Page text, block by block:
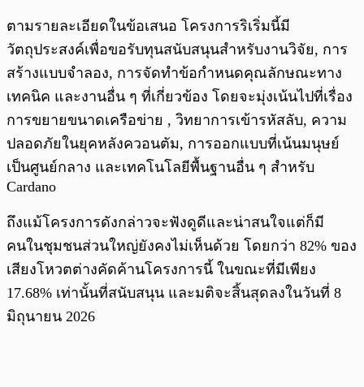
ตามรายละเอียดในข้อเสนอ โครงการริเริ่มนี้มี
วัตถุประสงค์เพื่อขอรับทุนสนับสนุนสำหรับงานวิจัย, การ
สร้างแบบจำลอง, การจัดทำข้อกำหนดคุณลักษณะทาง
เทคนิค และงานอื่น ๆ ที่เกี่ยวข้อง โดยจะมุ่งเน้นไปที่เรื่อง
การขยายขนาดเครือข่าย , วิทยาการเข้ารหัสลับ, ความ
ปลอดภัยในยุคหลังควอนตัม, การออกแบบที่เน้นมนุษย์
เป็นศูนย์กลาง และเทคโนโลยีพื้นฐานอื่น ๆ สำหรับ
Cardano
ถึงแม้โครงการดังกล่าวจะฟังดูดีและน่าสนใจแต่ก็มี
คนในชุมชนส่วนใหญ่ยังคงไม่เห็นด้วย โดยกว่า 82% ของ
เสียงโหวตต่างคัดค้านโครงการนี้ ในขณะที่มีเพียง
17.68% เท่านั้นที่สนับสนุน และมติจะสิ้นสุดลงในวันที่ 8
มิถุนายน 2026